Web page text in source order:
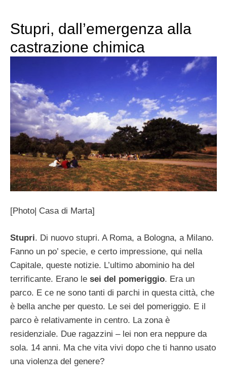
Stupri, dall’emergenza alla
castrazione chimica
[Photo| Casa di Marta]
Stupri. Di nuovo stupri. A Roma, a Bologna, a Milano.
Fanno un po’ specie, e certo impressione, qui nella
Capitale, queste notizie. L’ultimo abominio ha del
terrificante. Erano le sei del pomeriggio. Era un
parco. E ce ne sono tanti di parchi in questa città, che
è bella anche per questo. Le sei del pomeriggio. E il
parco è relativamente in centro. La zona è
residenziale. Due ragazzini – lei non era neppure da
sola. 14 anni. Ma che vita vivi dopo che ti hanno usato
una violenza del genere?